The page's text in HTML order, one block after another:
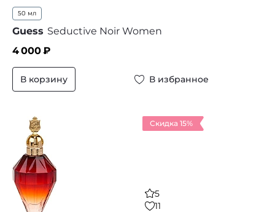
50 мл
Guess Seductive Noir Women
4 000₽
В корзину В избранное
Скидка 15%
5
11